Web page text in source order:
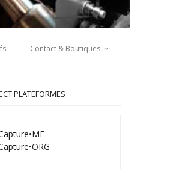
Contact & Boutiques
PLATEFORMES